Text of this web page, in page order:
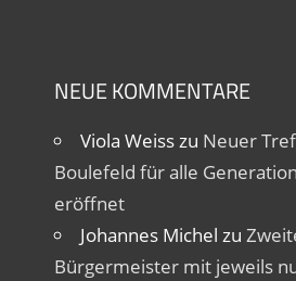
NEUE KOMMENTARE
Viola Weisszu Neuer
Boulefeld für alle
eröffnet
Johannes Michel zu
Bürgermeister mit jeweils